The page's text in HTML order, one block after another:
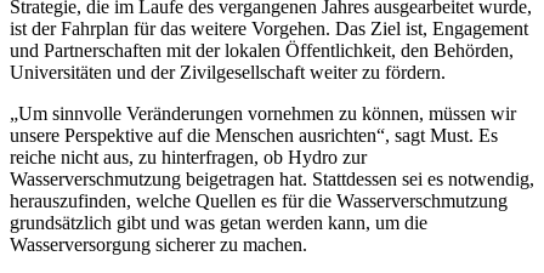
Strategie, die im Laufe des vergangenen Jahres ausgearbeitet wurde,
ist der Fahrplan für das weitere Vorgehen. Das Ziel ist, Engagement
und Partnerschaften mit der lokalen Öffentlichkeit, den Behörden,
Universitäten und der Zivilgesellschaft weiter zu fördern.
„Um sinnvolle Veränderungen vornehmen zu können, müssen wir
unsere Perspektive auf die Menschen ausrichten“, sagt Must. Es
reiche nicht aus, zu hinterfragen, ob Hydro zur
Wasserverschmutzung beigetragen hat. Stattdessen sei es notwendig,
herauszufinden, welche Quellen es für die Wasserverschmutzung
grundsätzlich gibt und was getan werden kann, um die
Wasserversorgung sicherer zu machen.